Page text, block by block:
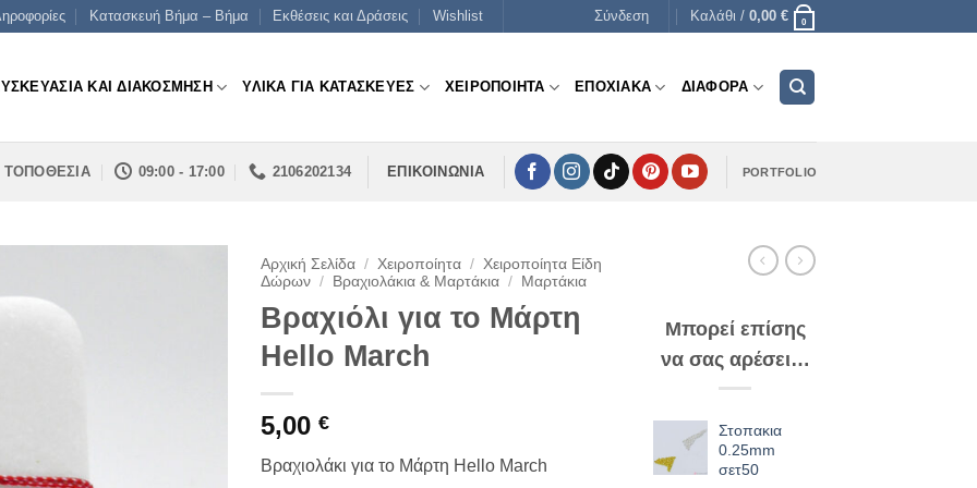
Κατασκευή Βήμα – Βήμα Εκθέσεις και Δράσεις Wishlist Σύνδεση Καλάθι / 0,00 € 0
ΚΑΙ ΔΙΑΚΟΣΜΗΣΗ ΥΛΙΚΑ ΓΙΑ ΚΑΤΑΣΚΕΥΕΣ ΧΕΙΡΟΠΟΙΗΤΑ ΕΠΟΧΙΑΚΑ ΔΙΑΦΟΡΑ
ΤΟΠΟΘΕΣΙΑ 09:00 - 17:00 2106202134 ΕΠΙΚΟΙΝΩΝΙΑ PORTFOLIO
Αρχική Σελίδα / Χειροποίητα / Χειροποίητα Είδη
Δώρων / Βραχιολάκια & Μαρτάκια / Μαρτάκια
Βραχιόλι για το Μάρτη
Hello March
5,00 €
Βραχιολάκι για το Μάρτη Hello March
Μπορεί επίσης
να σας αρέσει…
Στοπακια
0.25mm
σετ50